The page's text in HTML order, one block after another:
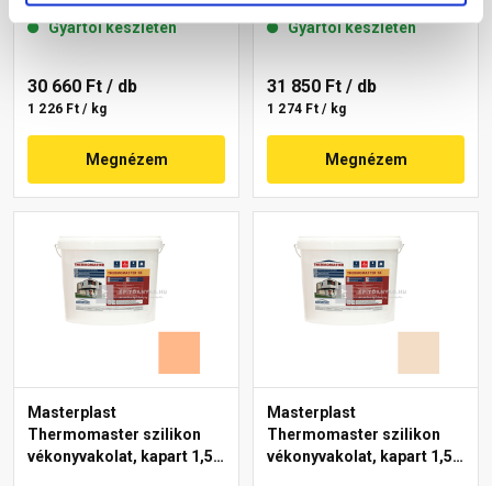
mm 15-E 25 kg
Gyártói készleten
30 660 Ft / db
1 226 Ft / kg
Megnézem
gördülőszemcsés 2 mm
07-C 25 kg
Gyártói készleten
31 850 Ft / db
1 274 Ft / kg
Megnézem
Masterplast
Thermomaster szilikon
vékonyvakolat, kapart 1,5
Masterplast
Thermomaster szilikon
vékonyvakolat, kapart 1,5